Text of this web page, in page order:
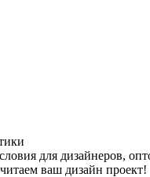
для дизайнеров,
ваш дизайн проект!